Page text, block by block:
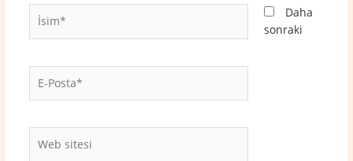
İsim*
Posta*
sitesi
Daha
sonraki